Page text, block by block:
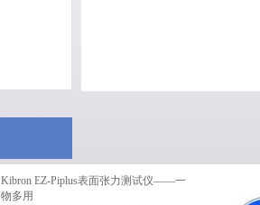
Kibron EZ-Piplus表面张力测试仪——一
物多用